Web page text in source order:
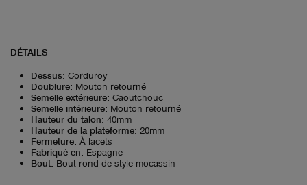
DÉTAILS
Dessus: Corduroy
Doublure: Mouton retourné
Semelle extérieure: Caoutchouc
Semelle intérieure: Mouton retourné
Hauteur du talon: 40mm
Hauteur de la plateforme: 20mm
Fermeture: À lacets
Fabriqué en: Espagne
Bout: Bout rond de style mocassin